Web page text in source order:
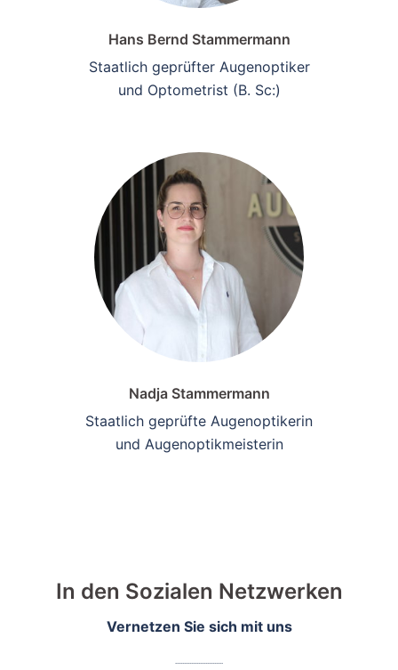
Hans Bernd Stammermann
Staatlich geprüfter Augenoptiker
und Optometrist (B. Sc:)
Nadja Stammermann
Staatlich geprüfte Augenoptikerin
und Augenoptikmeisterin
In den Sozialen Netzwerken
Vernetzen Sie sich mit uns